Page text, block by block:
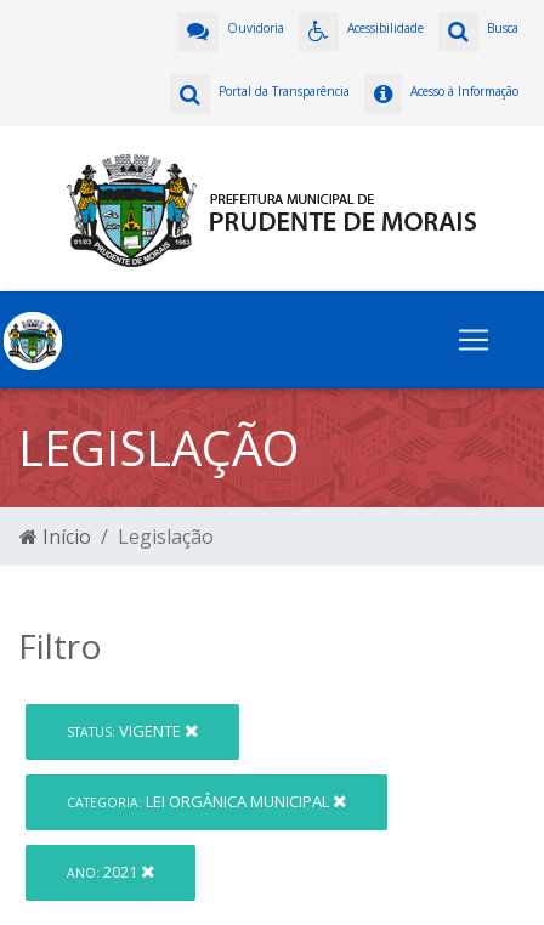
Busca
Acessibilidade
Ouvidoria
Acesso à Informação
Portal da Transparência
LEGISLAÇÃO
Início Legislação
Filtro
STATUS: VIGENTE
CATEGORIA: LEI ORGÂNICA MUNICIPAL
ANO: 2021